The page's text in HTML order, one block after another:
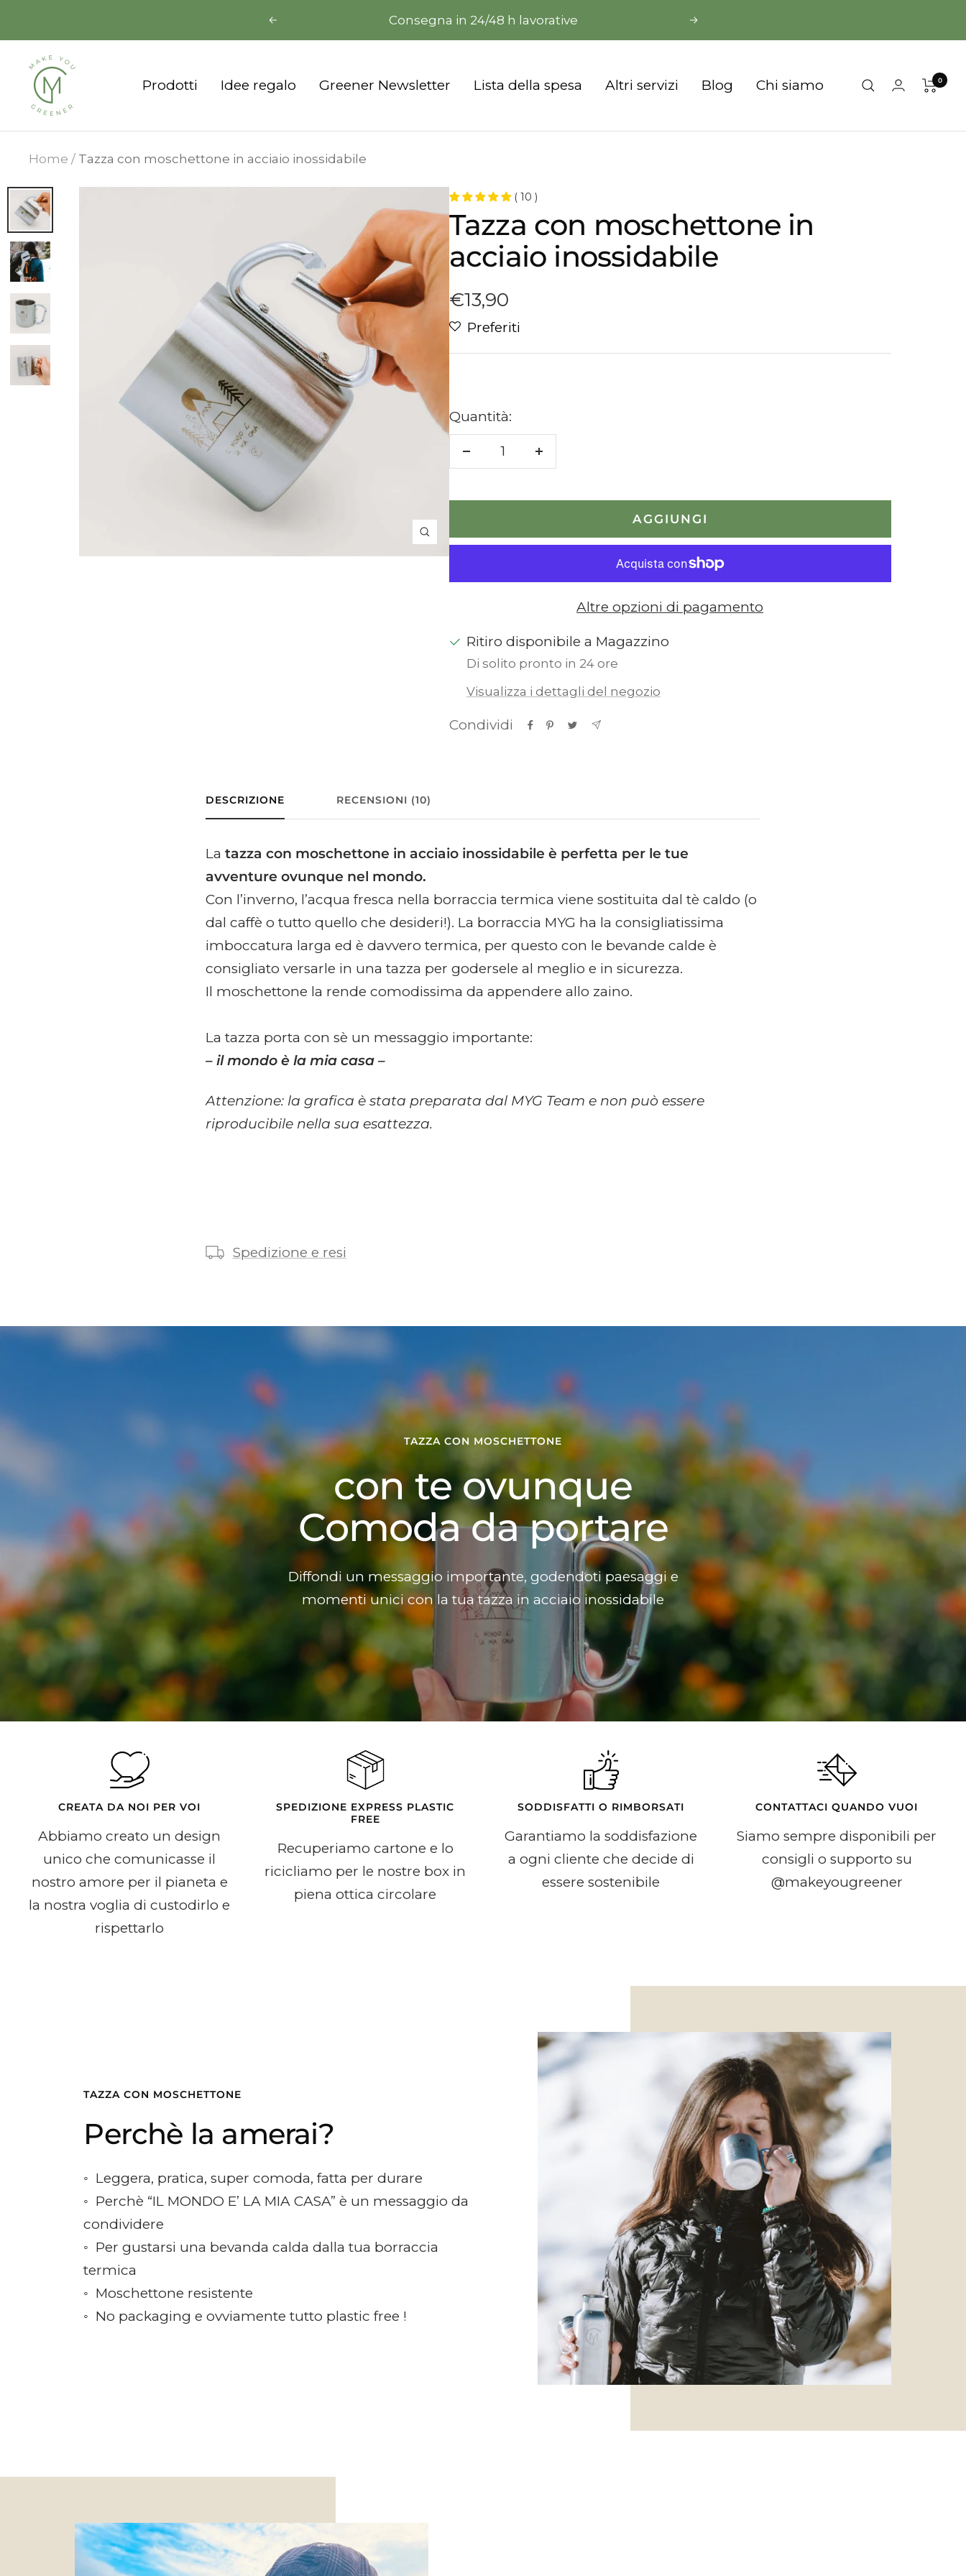
contenuto
Precedente TrustPilot 4.9⭐ e +5300 clienti soddisfatti ❤️ Successivo
Prodotti Idee regalo Greener Newsletter Lista della spesa Altri servizi Blog Chi siamo
Make
You
Greener
0
Home Tazza con moschettone in acciaio inossidabile
Ingrandisci
( 10 )
Tazza con moschettone in
acciaio inossidabile
Prezzo
di
€13,90
Preferiti
Quantità:
Diminuire
AGGIUNGI
Altre opzioni di pagamento
Ritiro disponibile a Magazzino
Di solito pronto in 24 ore
Visualizza i dettagli del negozio
Condividi
DESCRIZIONE RECENSIONI (10)
La tazza con moschettone in acciaio inossidabile è perfetta per le tue
avventure ovunque nel mondo.
Con l’inverno, l’acqua fresca nella borraccia termica viene sostituita dal tè caldo (o
dal caffè o tutto quello che desideri!). La borraccia MYG ha la consigliatissima
imboccatura larga ed è davvero termica, per questo con le bevande calde è
consigliato versarle in una tazza per godersele al meglio e in sicurezza.
Il moschettone la rende comodissima da appendere allo zaino.
La tazza porta con sè un messaggio importante:
– il mondo è la mia casa –
Attenzione: la grafica è stata preparata dal MYG Team e non può essere
riproducibile nella sua esattezza.
Spedizione e resi
TAZZA CON MOSCHETTONE
con te ovunque
Comoda da portare
Diffondi un messaggio importante, godendoti paesaggi e
momenti unici con la tua tazza in acciaio inossidabile
CREATA DA NOI PER VOI
Abbiamo creato un design
unico che comunicasse il
nostro amore per il pianeta e
la nostra voglia di custodirlo e
rispettarlo
SPEDIZIONE EXPRESS PLASTIC
FREE
Recuperiamo cartone e lo
ricicliamo per le nostre box in
piena ottica circolare
SODDISFATTI O RIMBORSATI
Garantiamo la soddisfazione
a ogni cliente che decide di
essere sostenibile
CONTATTACI QUANDO VUOI
Siamo sempre disponibili per
consigli o supporto su
@makeyougreener
TAZZA CON MOSCHETTONE
Perchè la amerai?
◦ Leggera, pratica, super comoda, fatta per durare
◦ Perchè “IL MONDO E’ LA MIA CASA” è un messaggio da
condividere
◦ Per gustarsi una bevanda calda dalla tua borraccia
termica
◦ Moschettone resistente
◦ No packaging e ovviamente tutto plastic free !